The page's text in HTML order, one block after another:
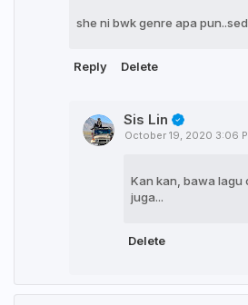
she ni bwk genre apa
Reply Delete
Sis Lin
October 19, 2020 3:06
Kan kan, bawa lagu
juga...
Delete